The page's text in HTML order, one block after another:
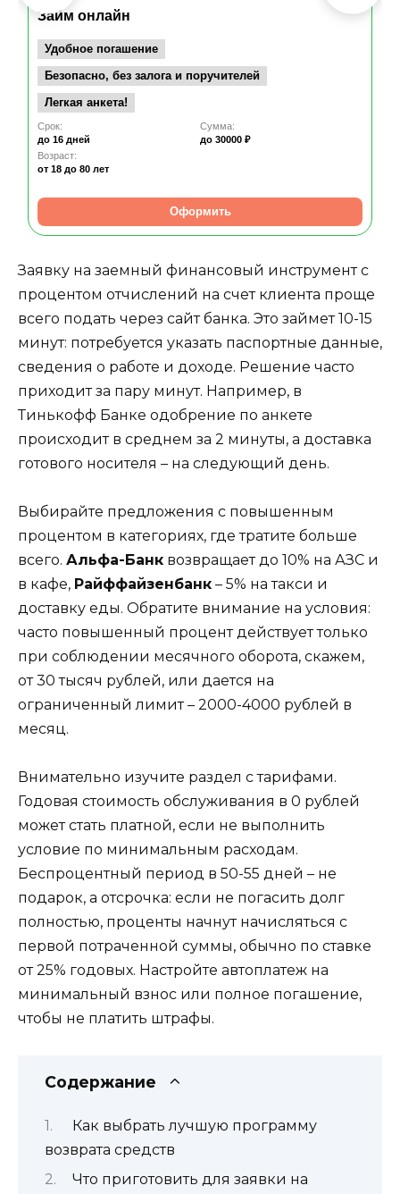
Займ онлайн
Удобное погашение
Безопасно, без залога и поручителей
Легкая анкета!
Срок:
до 16 дней
Сумма:
до 30000 ₽
Возраст:
от 18 до 80 лет
Оформить
Заявку на заемный финансовый инструмент с
процентом отчислений на счет клиента проще
всего подать через сайт банка. Это займет 10-15
минут: потребуется указать паспортные данные,
сведения о работе и доходе. Решение часто
приходит за пару минут. Например, в
Тинькофф Банке одобрение по анкете
происходит в среднем за 2 минуты, а доставка
готового носителя – на следующий день.
Выбирайте предложения с повышенным
процентом в категориях, где тратите больше
всего. Альфа-Банк возвращает до 10% на АЗС и
в кафе, Райффайзенбанк – 5% на такси и
доставку еды. Обратите внимание на условия:
часто повышенный процент действует только
при соблюдении месячного оборота, скажем,
от 30 тысяч рублей, или дается на
ограниченный лимит – 2000-4000 рублей в
месяц.
Внимательно изучите раздел с тарифами.
Годовая стоимость обслуживания в 0 рублей
может стать платной, если не выполнить
условие по минимальным расходам.
Беспроцентный период в 50-55 дней – не
подарок, а отсрочка: если не погасить долг
полностью, проценты начнут начисляться с
первой потраченной суммы, обычно по ставке
от 25% годовых. Настройте автоплатеж на
минимальный взнос или полное погашение,
чтобы не платить штрафы.
Содержание
Как выбрать лучшую программу
возврата средств
Что приготовить для заявки на